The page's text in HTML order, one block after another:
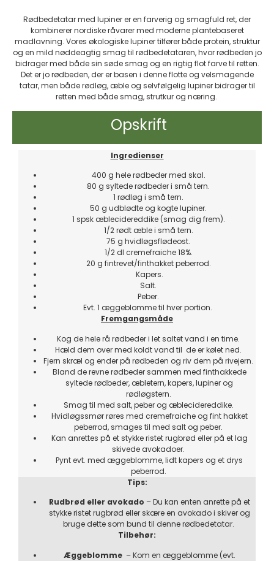
Rødbedetatar med lupiner er en farverig og smagfuld ret, der
kombinerer nordiske råvarer med moderne plantebaseret
madlavning. Vores økologiske lupiner tilfører både protein, struktur
og en mild nøddeagtig smag til rødbedetataren, hvor rødbeden jo
bidrager med både sin søde smag og en rigtig flot farve til retten.
Det er jo rødbeden, der er basen i denne flotte og velsmagende
tatar, men både rødløg, æble og selvfølgelig lupiner bidrager til
retten med både smag, strutkur og næring.
Opskrift
Ingredienser
400 g hele rødbeder med skal.
80 g syltede rødbeder i små tern.
1 rødløg i små tern.
50 g udblødte og kogte lupiner.
1 spsk æblecidereddike (smag dig frem).
1/2 rødt æble i små tern.
75 g hvidløgsflødeost.
1/2 dl cremefraiche 18%.
20 g fintrevet/finthakket peberrod.
Kapers.
Salt.
Peber.
Evt. 1 æggeblomme til hver portion.
Fremgangsmåde
Kog de hele rå rødbeder i let saltet vand i en time.
Hæld dem over med koldt vand til de er kølet ned.
Fjern skræl og ender på rødbeden og riv dem på rivejern.
Bland de revne rødbeder sammen med finthakkede
syltede rødbeder, æbletern, kapers, lupiner og
rødløgstern.
Smag til med salt, peber og æblecidereddike.
Hvidløgssmør røres med cremefraiche og fint hakket
peberrod, smages til med salt og peber.
Kan anrettes på et stykke ristet rugbrød eller på et lag
skivede avokadoer.
Pynt evt. med æggeblomme, lidt kapers og et drys
peberrod.
Tips:
Rudbrød eller avokado – Du kan enten anrette på et
stykke ristet rugbrød eller skære en avokado i skiver og
bruge dette som bund til denne rødbedetatar.
Tilbehør:
Æggeblomme – Kom en æggeblomme (evt.